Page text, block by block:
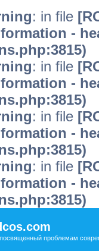
: in file
-
: in file
-
: in file
-
: in file
-
проблемам